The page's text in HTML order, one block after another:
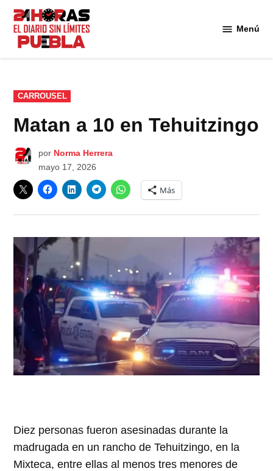
Saltar
contenido
Menú
PUBLICADO
EN
CARROUSEL
Matan a 10 en Tehuitzingo
por Norma Herrera
mayo 17, 2026
Más
Diez personas fueron asesinadas durante la
madrugada en un rancho de Tehuitzingo, en la
Mixteca, entre ellas al menos tres menores de